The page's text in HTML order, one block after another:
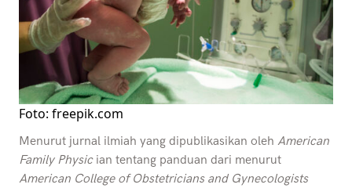
Foto: freepik.com
Menurut jurnal ilmiah yang dipublikasikan oleh American
Family Physic ian tentang panduan dari menurut
American College of Obstetricians and Gynecologists